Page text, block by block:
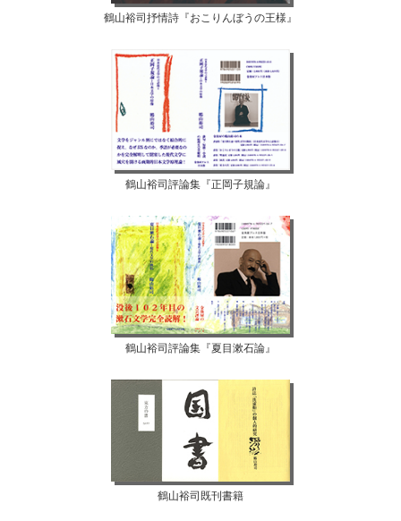
鶴山裕司抒情詩『おこりんぼうの王様』
鶴山裕司評論集『正岡子規論』
鶴山裕司評論集『夏目漱石論』
鶴山裕司既刊書籍